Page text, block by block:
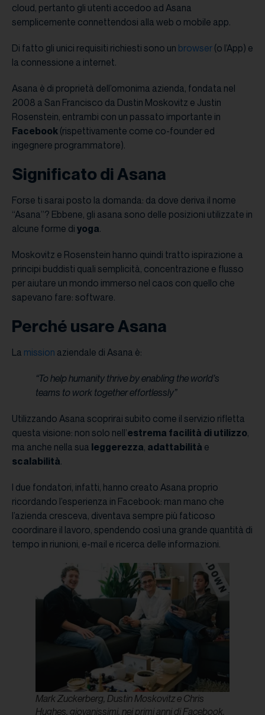
cloud, pertanto gli utenti accedoo ad Asana
semplicemente connettendosi alla web o mobile app.
Di fatto gli unici requisiti richiesti sono un browser (o l’App) e
la connessione a internet.
Asana è di proprietà dell’omonima azienda, fondata nel
2008 a San Francisco da Dustin Moskovitz e Justin
Rosenstein, entrambi con un passato importante in
Facebook (rispettivamente come co-founder ed
ingegnere programmatore).
Significato di Asana
Forse ti sarai posto la domanda: da dove deriva il nome
“Asana”? Ebbene, gli asana sono delle posizioni utilizzate in
alcune forme di yoga.
Moskovitz e Rosenstein hanno quindi tratto ispirazione a
principi buddisti quali semplicità, concentrazione e flusso
per aiutare un mondo immerso nel caos con quello che
sapevano fare: software.
Perché usare Asana
La mission aziendale di Asana è:
“To help humanity thrive by enabling the world’s
teams to work together effortlessly”
Utilizzando Asana scoprirai subito come il servizio rifletta
questa visione: non solo nell’estrema facilità di utilizzo,
ma anche nella sua leggerezza, adattabilità e
scalabilità.
I due fondatori, infatti, hanno creato Asana proprio
ricordando l’esperienza in Facebook: man mano che
l’azienda cresceva, diventava sempre più faticoso
coordinare il lavoro, spendendo così una grande quantità di
tempo in riunioni, e-mail e ricerca delle informazioni.
Mark Zuckerberg, Dustin Moskovitz e Chris
Hughes, giovanissimi, nei primi anni di Facebook.